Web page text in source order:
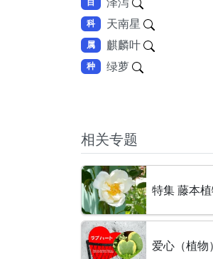
科 天南星
属 麒麟叶
种 绿萝
相关专题
特集 藤本
爱心（植物）